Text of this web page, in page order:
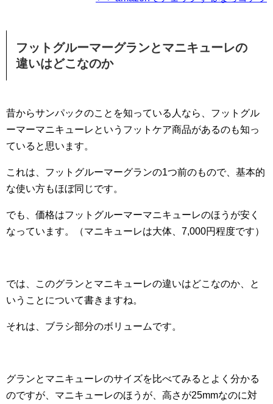
フットグルーマーグランとマニキューレの
違いはどこなのか
昔からサンパックのことを知っている人なら、フットグル
ーマーマニキューレというフットケア商品があるのも知っ
ていると思います。
これは、フットグルーマーグランの1つ前のもので、基本的
な使い方もほぼ同じです。
でも、価格はフットグルーマーマニキューレのほうが安く
なっています。（マニキューレは大体、7,000円程度です）
では、このグランとマニキューレの違いはどこなのか、と
いうことについて書きますね。
それは、ブラシ部分のボリュームです。
グランとマニキューレのサイズを比べてみるとよく分かる
のですが、マニキューレのほうが、高さが25mmなのに対